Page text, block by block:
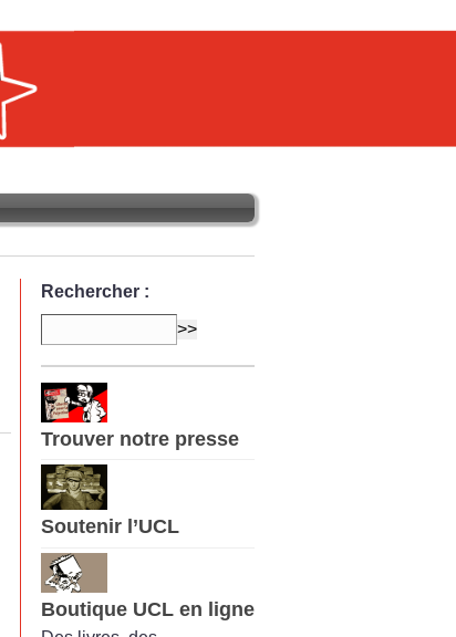
Rechercher :
Trouver notre presse
Soutenir l’UCL
Boutique UCL en ligne